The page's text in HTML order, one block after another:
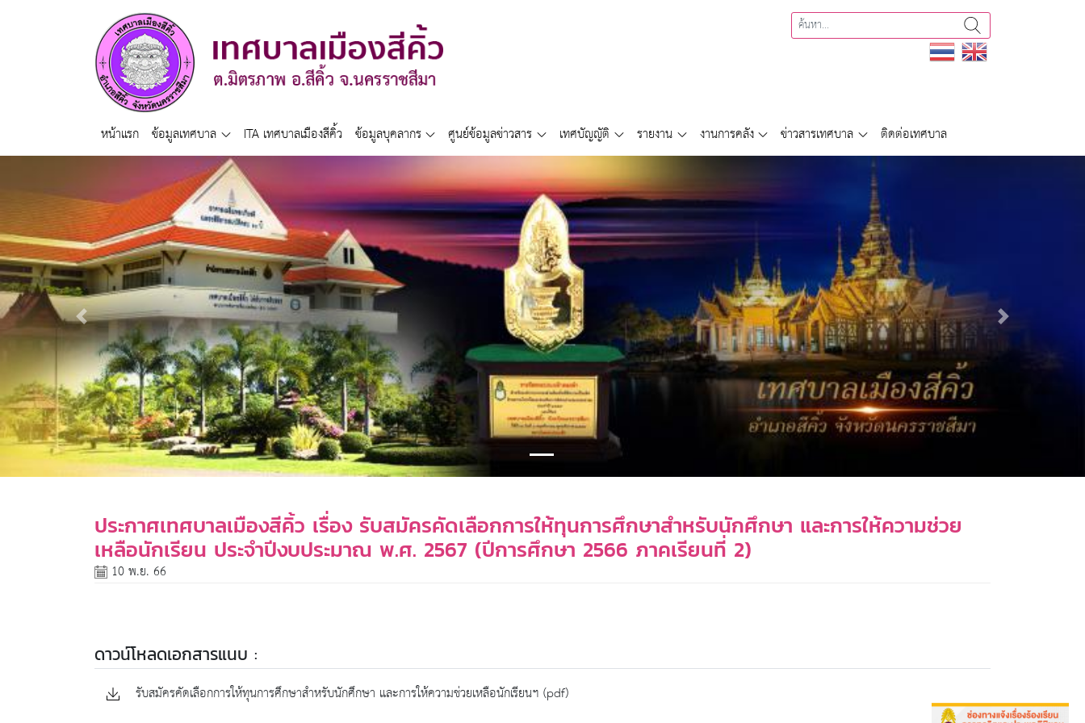
หน้าแรก ข้อมูลเทศบาล ITA เทศบาลเมืองสีคิ้ว ข้อมูลบุคลากร ศูนย์ข้อมูลข่าวสาร เทศบัญญัติ รายงาน งานการคลัง ข่าวสารเทศบาล ติดต่อเทศบาล
Previous Next
ประกาศเทศบาลเมืองสีคิ้ว เรื่อง รับสมัครคัดเลือกการให้ทุนการศึกษาสำหรับนักศึกษา และการให้ความช่วย
เหลือนักเรียน ประจำปีงบประมาณ พ.ศ. 2567 (ปีการศึกษา 2566 ภาคเรียนที่ 2)
10 พ.ย. 66
ดาวน์โหลดเอกสารแนบ :
รับสมัครคัดเลือกการให้ทุนการศึกษาสำหรับนักศึกษา และการให้ความช่วยเหลือนักเรียนฯ (pdf)